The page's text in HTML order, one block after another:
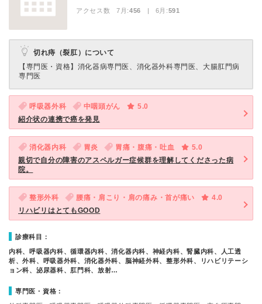
アクセス数 7月:456 | 6月:591
切れ痔（裂肛）について
【専門医・資格】 消化器病専門医、消化器外科専門医、大腸肛門病
専門医
呼吸器外科 中咽頭がん
5.0
紹介状の連携で癌を発見
消化器内科 胃炎 胃痛・腹痛・吐血
5.0
親切で自分の障害のアスペルガー症候群を理解してくださった病
院。
整形外科 腰痛・肩こり・肩の痛み・首が痛い
4.0
リハビリはとてもGOOD
診療科目：
内科、呼吸器内科、循環器内科、消化器内科、神経内科、腎臓内科、人工透
析、外科、呼吸器外科、消化器外科、脳神経外科、整形外科、リハビリテーシ
ョン科、泌尿器科、肛門科、放射…
専門医・資格：